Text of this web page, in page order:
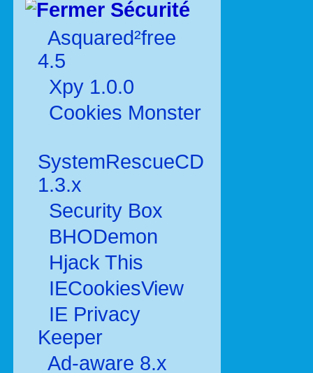
Sécurité
Asquared²free
4.5
Xpy 1.0.0
Cookies Monster
SystemRescueCD
1.3.x
Security Box
BHODemon
Hjack This
IECookiesView
IE Privacy
Keeper
Ad-aware 8.x